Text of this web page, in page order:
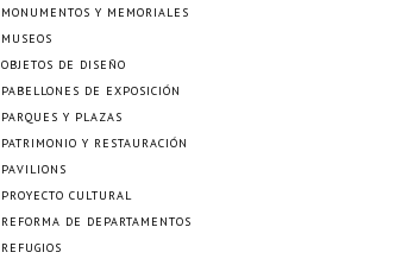
MONUMENTOS Y MEMORIALES
MUSEOS
OBJETOS DE DISEÑO
PABELLONES DE EXPOSICIÓN
PARQUES Y PLAZAS
PATRIMONIO Y RESTAURACIÓN
PAVILIONS
PROYECTO CULTURAL
REFORMA DE DEPARTAMENTOS
REFUGIOS